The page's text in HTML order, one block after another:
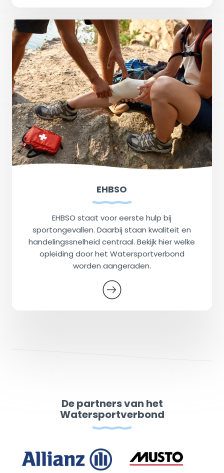
EHBSO
EHBSO staat voor eerste hulp bij
sportongevallen. Daarbij staan kwaliteit en
handelingssnelheid centraal. Bekijk hier welke
opleiding door het Watersportverbond
worden aangeraden.
De partners van het
Watersportverbond